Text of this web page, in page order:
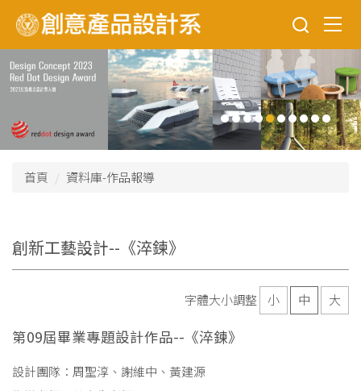
到
主
要
內
區
首頁 資料庫-作品報導
創新工藝設計--《淬鍊》
字體大小調整 小 中 大
第09屆畢業專題設計作品--《淬鍊》
設計團隊：周聖淳、謝維中、黃建源